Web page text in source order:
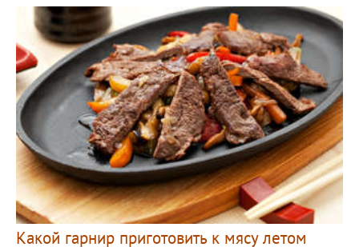
Какой гарнир приготовить к мясу летом